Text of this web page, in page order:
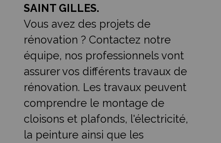
SAINT GILLES.
Vous avez des projets de
rénovation ? Contactez notre
équipe, nos professionnels vont
assurer vos différents travaux de
rénovation. Les travaux peuvent
comprendre le montage de
cloisons et plafonds, l'électricité,
la peinture ainsi que les